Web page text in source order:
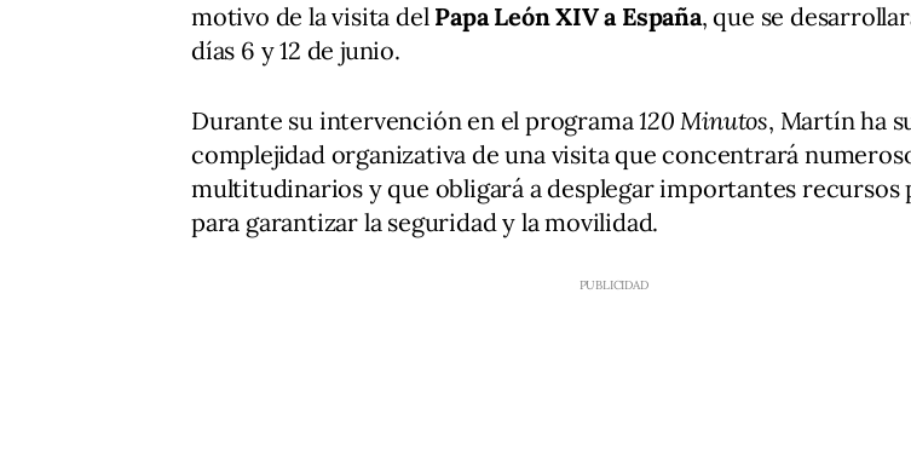
motivo de la visita del Papa León XIV a España, que se
días 6 y 12 de junio.
Durante su intervención en el programa120 Minutos, Martín ha
complejidad organizativa de una visita que concentrará
multitudinarios y que obligará a desplegar importantes recursos
para garantizar la seguridad y la movilidad.